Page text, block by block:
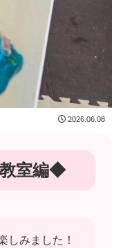
2026.06.08
室編◆
しみました！